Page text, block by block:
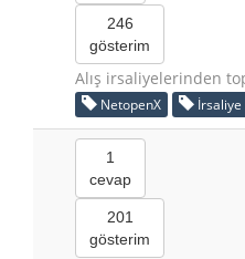
246
gösterim
Alış irsaliyelerinden
NetopenX İrsaliye
1
cevap
201
gösterim